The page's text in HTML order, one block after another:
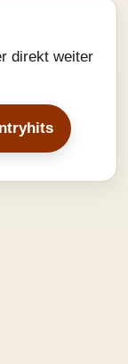
direkt weiter